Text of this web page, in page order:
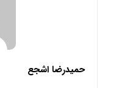
حمیدرضا اشجع